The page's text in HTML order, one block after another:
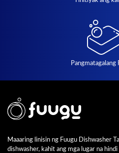
Pangmatagalang
Maaaring linisin ng Fuugu Dishwasher
dishwasher, kahit ang mga lugar na